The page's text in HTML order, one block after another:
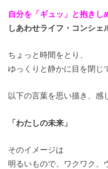
自分を「ギュッ」と抱きし
しあわせライフ・コンシェ
ちょっと時間をとり、
ゆっくりと静かに目を閉じ
以下の言葉を思い描き、感
「わたしの未来」
そのイメージは
明るいもので、ワクワク、